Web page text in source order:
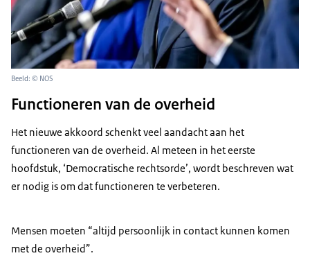
Beeld: © NOS
Functioneren van de overheid
Het nieuwe akkoord schenkt veel aandacht aan het
functioneren van de overheid. Al meteen in het eerste
hoofdstuk, ‘Democratische rechtsorde’, wordt beschreven wat
er nodig is om dat functioneren te verbeteren.
Mensen moeten “altijd persoonlijk in contact kunnen komen
met de overheid”.